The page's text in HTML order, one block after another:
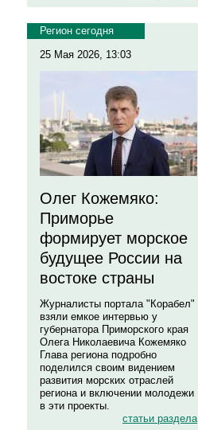
Регион сегодня
25 Мая 2026, 13:03
Олег Кожемяко:
Приморье
формирует морское
будущее России на
востоке страны
Журналисты портала "Корабел"
взяли емкое интервью у
губернатора Приморского края
Олега Николаевича Кожемяко
Глава региона подробно
поделился своим видением
развития морских отраслей
региона и включении молодежи
в эти проекты.
статьи раздела